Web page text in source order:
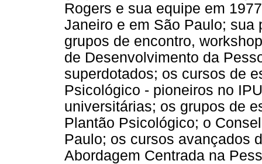
Rogers e sua equipe em
Janeiro e em São Paulo; sua
grupos de encontro,
de Desenvolvimento da
superdotados; os cursos de
Psicológico - pioneiros no
universitárias; os grupos de
Plantão Psicológico; o
Paulo; os cursos avançados
Abordagem Centrada na